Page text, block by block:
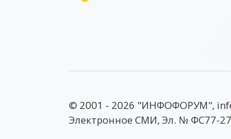
© 2001 - 2026 "ИНФОФОРУМ",
Электронное СМИ, Эл. № ФС77-